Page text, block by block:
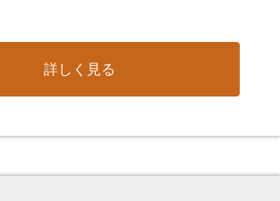
詳しく見る